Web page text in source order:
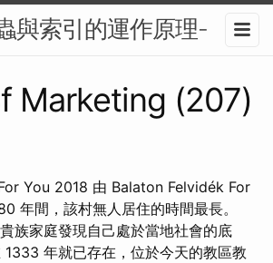
與索引的運作原理-
Marketing (207)
You 2018 由 Balaton Felvidék For
年間，該村無人居住的時間最長。
族家庭發現自己處於當地社會的底
1333 年就已存在，位於今天的教區教